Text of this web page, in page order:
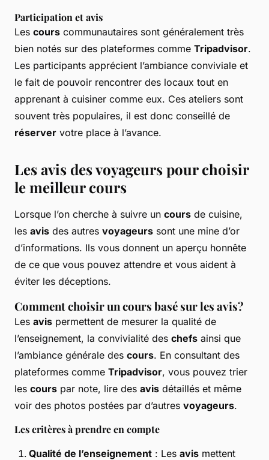
Participation et avis
Les cours communautaires sont généralement très
bien notés sur des plateformes comme Tripadvisor.
Les participants apprécient l’ambiance conviviale et
le fait de pouvoir rencontrer des locaux tout en
apprenant à cuisiner comme eux. Ces ateliers sont
souvent très populaires, il est donc conseillé de
réserver votre place à l’avance.
Les avis des voyageurs pour choisir
le meilleur cours
Lorsque l’on cherche à suivre un cours de cuisine,
les avis des autres voyageurs sont une mine d’or
d’informations. Ils vous donnent un aperçu honnête
de ce que vous pouvez attendre et vous aident à
éviter les déceptions.
Comment choisir un cours basé sur les avis?
Les avis permettent de mesurer la qualité de
l’enseignement, la convivialité des chefs ainsi que
l’ambiance générale des cours. En consultant des
plateformes comme Tripadvisor, vous pouvez trier
les cours par note, lire des avis détaillés et même
voir des photos postées par d’autres voyageurs.
Les critères à prendre en compte
Qualité de l’enseignement : Les avis mettent